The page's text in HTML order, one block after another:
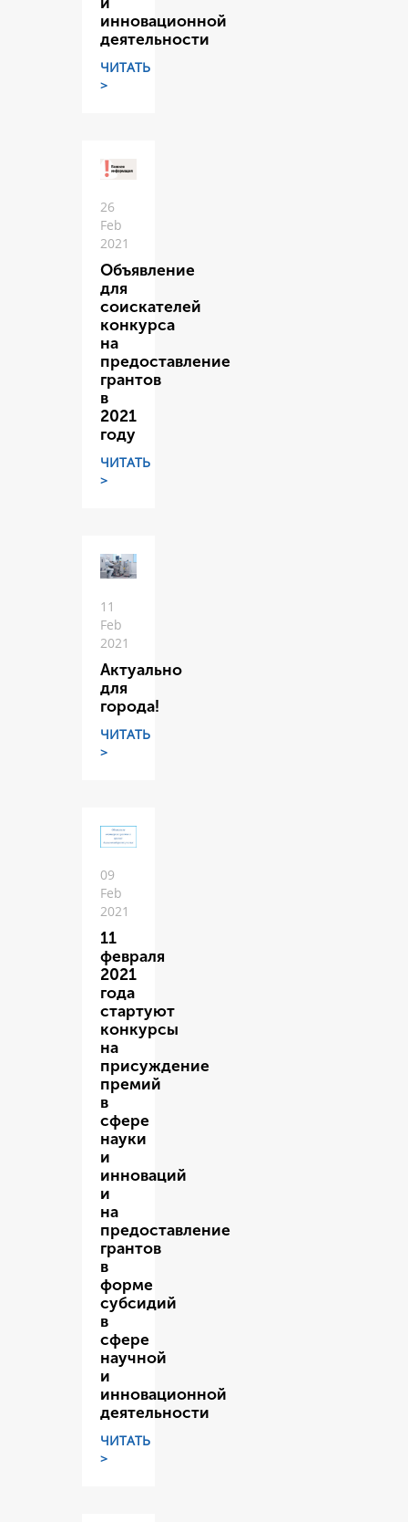
инновационной
деятельности
ЧИТАТЬ
>
26
Feb
2021
Объявление
для
соискателей
конкурса
на
предоставление
грантов
в
2021
году
ЧИТАТЬ
>
11
Feb
2021
Актуально
для
города!
ЧИТАТЬ
>
09
Feb
2021
11
февраля
2021
года
стартуют
конкурсы
на
присуждение
премий
в
сфере
науки
и
инноваций
и
на
предоставление
грантов
в
форме
субсидий
в
сфере
научной
и
инновационной
деятельности
ЧИТАТЬ
>